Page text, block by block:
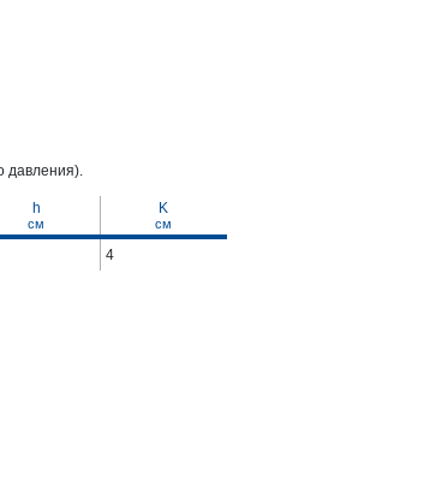
давления).
h K
cм cм
4